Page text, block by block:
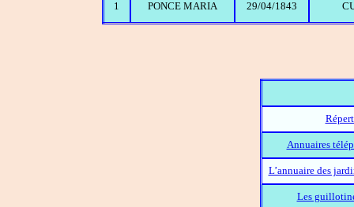
1 PONCE MARIA 29/04/1843
Annuaires
L’annuaire des
Les